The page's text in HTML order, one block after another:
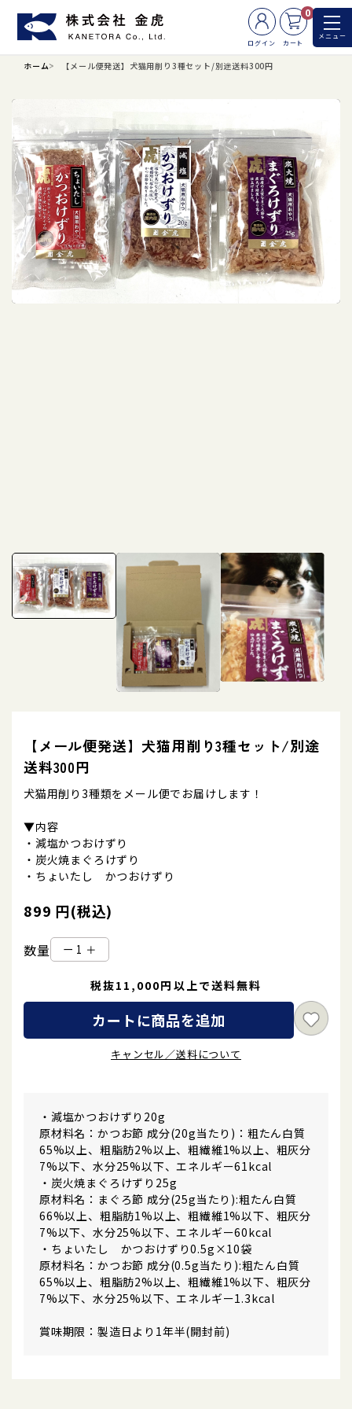
ログイン
0
カート
メニュー
ホーム 【メール便発送】犬猫用削り3種セット/別途送料300円
【メール便発送】犬猫用削り3種セット/別途
送料300円
犬猫用削り3種類をメール便でお届けします！
▼内容
・減塩かつおけずり
・炭火焼まぐろけずり
・ちょいたし かつおけずり
899 円(税込)
数量 ー ＋
税抜11,000円以上で送料無料
カートに商品を追加
キャンセル／送料について
・減塩かつおけずり20g
原材料名：かつお節 成分(20g当たり)：粗たん白質
65%以上、粗脂肪2%以上、粗繊維1%以上、粗灰分
7%以下、水分25%以下、エネルギー61kcal
・炭火焼まぐろけずり25g
原材料名：まぐろ節 成分(25g当たり):粗たん白質
66%以上、粗脂肪1%以上、粗繊維1%以下、粗灰分
7%以下、水分25%以下、エネルギー60kcal
・ちょいたし かつおけずり0.5g×10袋
原材料名：かつお節 成分(0.5g当たり):粗たん白質
65%以上、粗脂肪2%以上、粗繊維1%以下、粗灰分
7%以下、水分25%以下、エネルギー1.3kcal
賞味期限：製造日より1年半(開封前)